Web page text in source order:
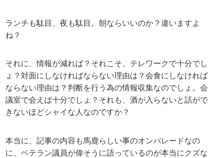
ランチも駄目、夜も駄目。朝ならいいのか？違いますよ
ね？
それに、情報が減れば？それこそ、テレワークで十分でし
ょ？対面にしなければならない理由は？会食にしなければ
ならない理由は？判断を行う為の情報収集なのでしょ。会
議室で会えば十分でしょ？それも、酒が入らないと話がで
きないほどシャイな人なのですか？
本当に、記事の内容も馬鹿らしい事のオンパレードなの
に、ベテラン議員が偉そうに語っているのが本当にクズな